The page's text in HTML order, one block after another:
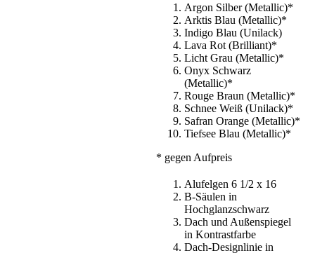
Argon Silber (Metallic)*
Arktis Blau (Metallic)*
Indigo Blau (Unilack)
Lava Rot (Brilliant)*
Licht Grau (Metallic)*
Onyx Schwarz
(Metallic)*
Rouge Braun (Metallic)*
Schnee Weiß (Unilack)*
Safran Orange (Metallic)*
Tiefsee Blau (Metallic)*
* gegen Aufpreis
Alufelgen 6 1/2 x 16
B-Säulen in
Hochglanzschwarz
Dach und Außenspiegel
in Kontrastfarbe
Dach-Designlinie in